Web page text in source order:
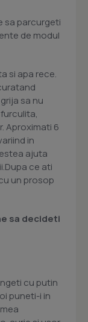
sa parcurgeti
de modul
si apa rece.
sa nu
6 
in
ajuta
ce ati
un prosop
sa decideti
cu putin
puneti-i in